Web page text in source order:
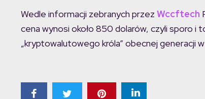
Wedle informacji zebranych przez Wccftech
cena wynosi około 850 dolarów, czyli sporo i
„kryptowalutowego króla” obecnej generacji